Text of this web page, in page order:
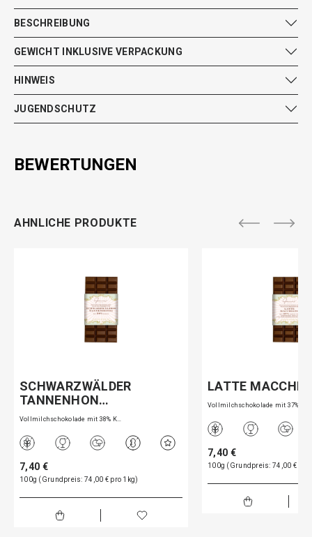
BESCHREIBUNG
GEWICHT INKLUSIVE VERPACKUNG
HINWEIS
JUGENDSCHUTZ
BEWERTUNGEN
AHNLICHE PRODUKTE
SCHWARZWÄLDER
TANNENHON…
Vollmilchschokolade mit 38% K…
7,40 €
100g (Grundpreis: 74,00 € pro 1kg)
LATTE
Vollmilchschokolade mit 37% K…
7,40 €
100g (Grundpreis: 74,00 € pro